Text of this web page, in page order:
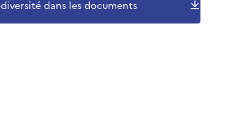
dans les documents